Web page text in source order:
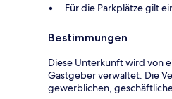
Für die Parkplätze gilt
Bestimmungen
Diese Unterkunft wird von
Gastgeber verwaltet. Die
gewerblichen,